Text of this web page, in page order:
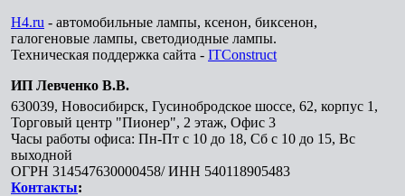
H4.ru - автомобильные лампы, ксенон, биксенон,
галогеновые лампы, светодиодные лампы.
Техническая поддержка сайта - ITConstruct
ИП Левченко В.В.
630039, Новосибирск, Гусинобродское шоссе, 62, корпус 1,
Торговый центр "Пионер", 2 этаж, Офис 3
Часы работы офиса: Пн-Пт с 10 до 18, Сб с 10 до 15, Вс
выходной
ОГРН 314547630000458/ ИНН 540118905483
Контакты: